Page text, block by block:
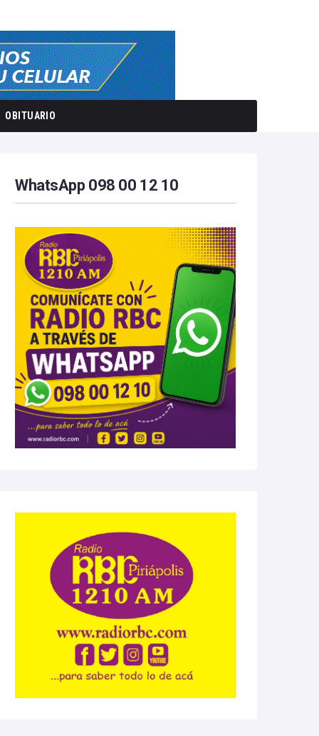
OBITUARIO
WhatsApp 098 00 12 10